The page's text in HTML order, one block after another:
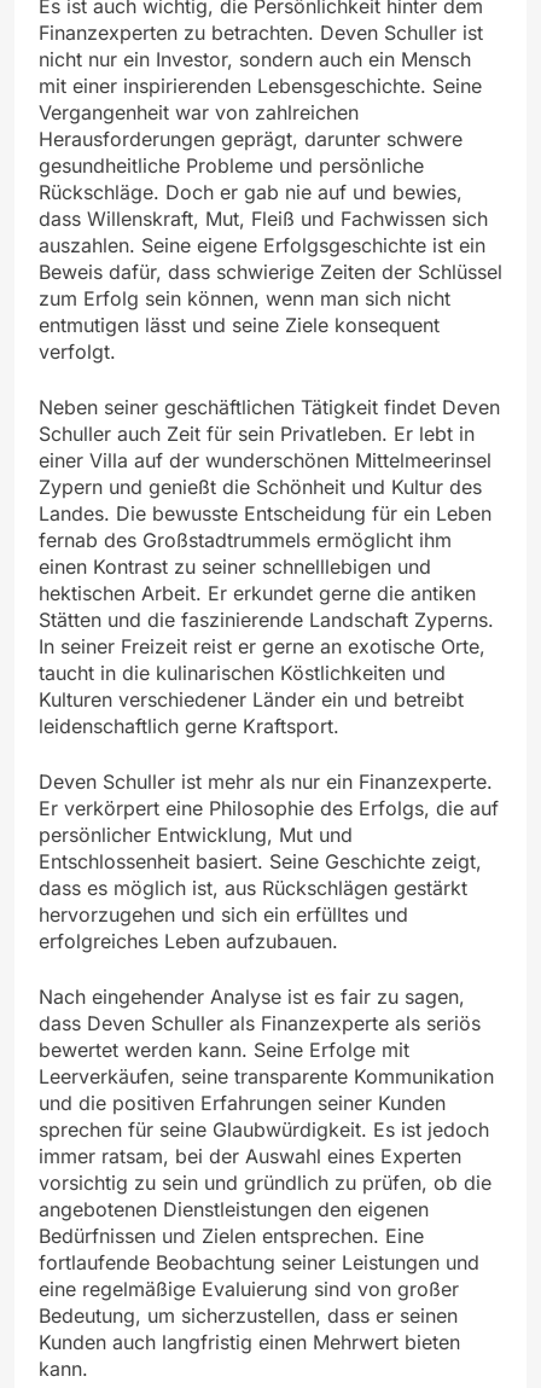
Es ist auch wichtig, die Persönlichkeit hinter dem
Finanzexperten zu betrachten. Deven Schuller ist
nicht nur ein Investor, sondern auch ein Mensch
mit einer inspirierenden Lebensgeschichte. Seine
Vergangenheit war von zahlreichen
Herausforderungen geprägt, darunter schwere
gesundheitliche Probleme und persönliche
Rückschläge. Doch er gab nie auf und bewies,
dass Willenskraft, Mut, Fleiß und Fachwissen sich
auszahlen. Seine eigene Erfolgsgeschichte ist ein
Beweis dafür, dass schwierige Zeiten der Schlüssel
zum Erfolg sein können, wenn man sich nicht
entmutigen lässt und seine Ziele konsequent
verfolgt.
Neben seiner geschäftlichen Tätigkeit findet Deven
Schuller auch Zeit für sein Privatleben. Er lebt in
einer Villa auf der wunderschönen Mittelmeerinsel
Zypern und genießt die Schönheit und Kultur des
Landes. Die bewusste Entscheidung für ein Leben
fernab des Großstadtrummels ermöglicht ihm
einen Kontrast zu seiner schnelllebigen und
hektischen Arbeit. Er erkundet gerne die antiken
Stätten und die faszinierende Landschaft Zyperns.
In seiner Freizeit reist er gerne an exotische Orte,
taucht in die kulinarischen Köstlichkeiten und
Kulturen verschiedener Länder ein und betreibt
leidenschaftlich gerne Kraftsport.
Deven Schuller ist mehr als nur ein Finanzexperte.
Er verkörpert eine Philosophie des Erfolgs, die auf
persönlicher Entwicklung, Mut und
Entschlossenheit basiert. Seine Geschichte zeigt,
dass es möglich ist, aus Rückschlägen gestärkt
hervorzugehen und sich ein erfülltes und
erfolgreiches Leben aufzubauen.
Nach eingehender Analyse ist es fair zu sagen,
dass Deven Schuller als Finanzexperte als seriös
bewertet werden kann. Seine Erfolge mit
Leerverkäufen, seine transparente Kommunikation
und die positiven Erfahrungen seiner Kunden
sprechen für seine Glaubwürdigkeit. Es ist jedoch
immer ratsam, bei der Auswahl eines Experten
vorsichtig zu sein und gründlich zu prüfen, ob die
angebotenen Dienstleistungen den eigenen
Bedürfnissen und Zielen entsprechen. Eine
fortlaufende Beobachtung seiner Leistungen und
eine regelmäßige Evaluierung sind von großer
Bedeutung, um sicherzustellen, dass er seinen
Kunden auch langfristig einen Mehrwert bieten
kann.